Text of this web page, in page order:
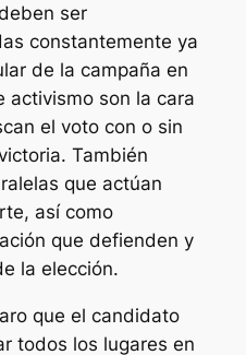
ser
constantemente ya
de la campaña en
activismo son la cara
el voto con o sin
También
que actúan
así como
que defienden y
la elección.
que el candidato
todos los lugares en